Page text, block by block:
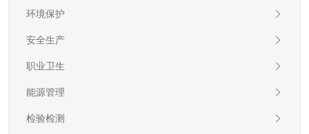
环境保护
安全生产
职业卫生
能源管理
检验检测